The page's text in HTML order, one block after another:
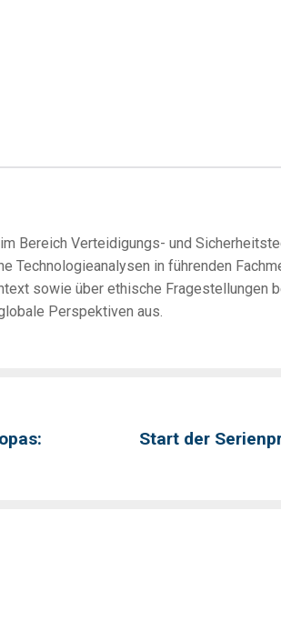
Bereich Verteidigungs- und
in führenden
sowie über ethische
Perspektiven aus.
Start der